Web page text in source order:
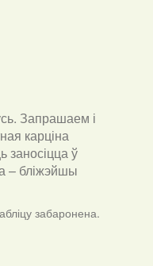
Запрашаем і
карціна
заносіцца ў
– бліжэйшы
забаронена.